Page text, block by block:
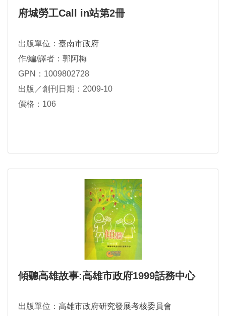
府城勞工Call in站第2冊
出版單位： 臺南市政府
作/編/譯者：郭阿梅
GPN：1009802728
出版／創刊日期：2009-10
價格：106
傾聽高雄故事:高雄市政府1999話務中心
出版單位： 高雄市政府研究發展考核委員會